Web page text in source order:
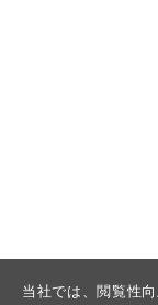
当社では、閲覧性